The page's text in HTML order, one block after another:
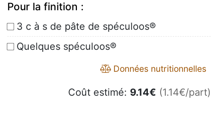
Pour la finition :
3 c à s de pâte de spéculoos®
Quelques spéculoos®
Données nutritionnelles
Coût estimé: 9.14€ (1.14€/part)